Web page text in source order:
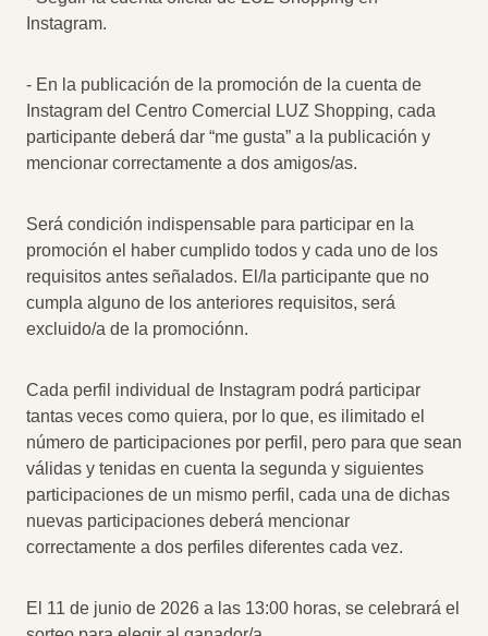
Instagram.
- En la publicación de la promoción de la cuenta de
Instagram del Centro Comercial LUZ Shopping, cada
participante deberá dar “me gusta” a la publicación y
mencionar correctamente a dos amigos/as.
Será condición indispensable para participar en la
promoción el haber cumplido todos y cada uno de los
requisitos antes señalados. El/la participante que no
cumpla alguno de los anteriores requisitos, será
excluido/a de la promociónn.
Cada perfil individual de Instagram podrá participar
tantas veces como quiera, por lo que, es ilimitado el
número de participaciones por perfil, pero para que sean
válidas y tenidas en cuenta la segunda y siguientes
participaciones de un mismo perfil, cada una de dichas
nuevas participaciones deberá mencionar
correctamente a dos perfiles diferentes cada vez.
El 11 de junio de 2026 a las 13:00 horas, se celebrará el